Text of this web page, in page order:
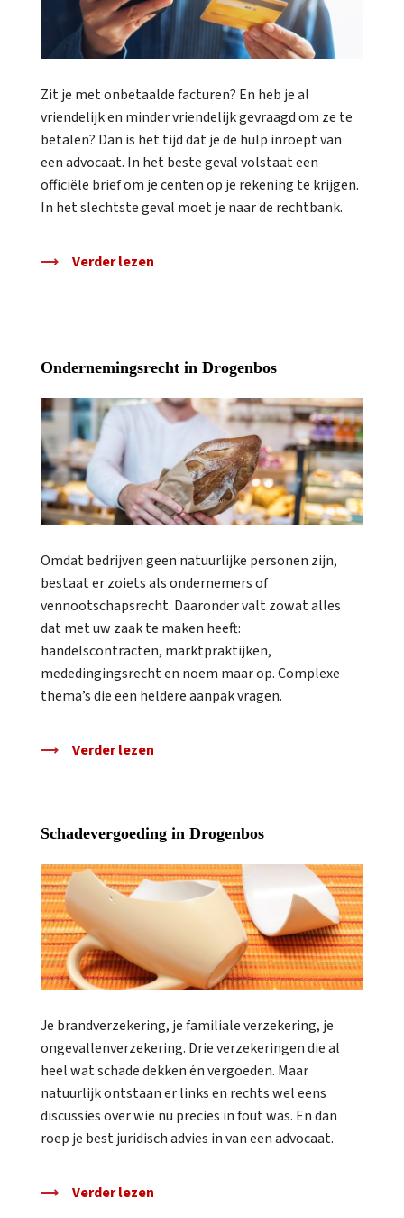
Zit je met onbetaalde facturen? En heb je al
vriendelijk en minder vriendelijk gevraagd om ze te
betalen? Dan is het tijd dat je de hulp inroept van
een advocaat. In het beste geval volstaat een
officiële brief om je centen op je rekening te krijgen.
In het slechtste geval moet je naar de rechtbank.
Verder lezen
Ondernemingsrecht in Drogenbos
Omdat bedrijven geen natuurlijke personen zijn,
bestaat er zoiets als ondernemers of
vennootschapsrecht. Daaronder valt zowat alles
dat met uw zaak te maken heeft:
handelscontracten, marktpraktijken,
mededingingsrecht en noem maar op. Complexe
thema’s die een heldere aanpak vragen.
Verder lezen
Schadevergoeding in Drogenbos
Je brandverzekering, je familiale verzekering, je
ongevallenverzekering. Drie verzekeringen die al
heel wat schade dekken én vergoeden. Maar
natuurlijk ontstaan er links en rechts wel eens
discussies over wie nu precies in fout was. En dan
roep je best juridisch advies in van een advocaat.
Verder lezen